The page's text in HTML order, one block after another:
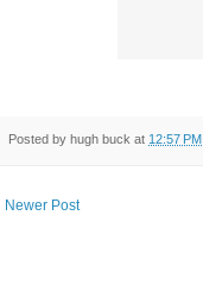
Posted by hugh buck at 12:57 PM
Newer Post